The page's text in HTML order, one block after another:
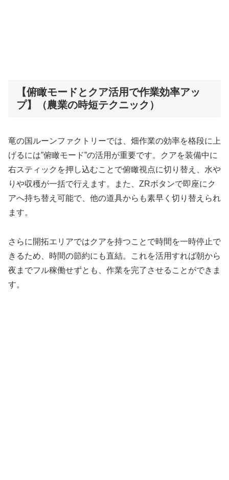
【俯瞰モードとクア活用で作業効率アッ
プ】（農業の時短テクニック）
竜の国ルーンファクトリーでは、畑作業の効率を格段に上
げるには”俯瞰モード”の活用が重要です。クアを装備中に
右スティックを押し込むことで俯瞰視点に切り替え、水や
りや収穫が一括で行えます。また、ZRボタンで即座にク
アへ持ち替え可能で、他の道具からも素早く切り替えられ
ます。
さらに開拓エリアではクアを持つことで時間を一時停止で
きるため、時間の節約にも直結。これを活用すれば朝から
夜までフル稼働せずとも、作業を完了させることができま
す。